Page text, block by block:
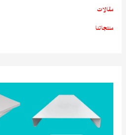
مقالات
منتجاتنا